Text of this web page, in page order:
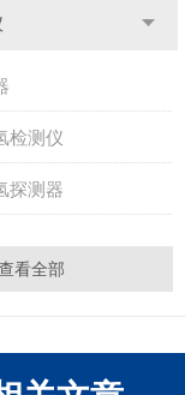
检测仪
探测器
看全部